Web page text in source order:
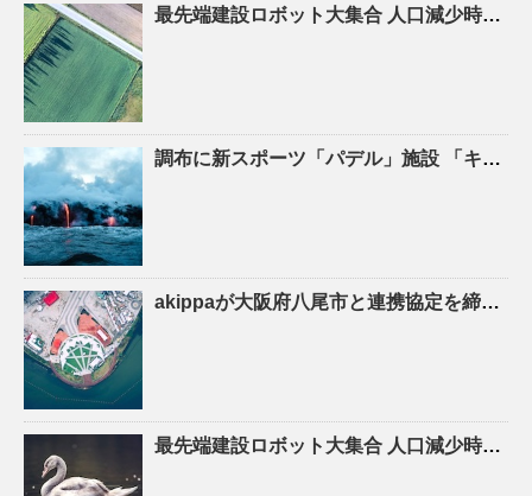
最先端建設ロボット大集合 人口 減少時代の建設現場を救え! – ASCII.jp
調布に新スポーツ「パデル」施設 「キャプテン翼」高橋陽一さん手がける – 調布経済新聞
akippaが大阪府八尾市と連携協定を締結！駐車場シェアを活かしたにぎわいの創出と関係
最先端建設ロボット大集合 人口 減少時代の建設現場を救え！ – YouTube